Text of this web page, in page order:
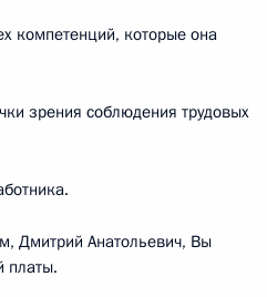
экстремизму
компетенций, которые она
зрения соблюдения трудовых
Дмитрий Анатольевич, Вы
платы.